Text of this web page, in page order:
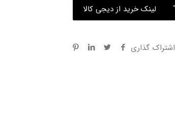
لینک خرید از دیجی کالا
اشتراک گذاری